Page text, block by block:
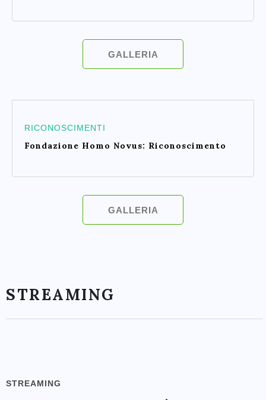
GALLERIA
RICONOSCIMENTI
Fondazione Homo Novus: Riconoscimento
GALLERIA
STREAMING
STREAMING